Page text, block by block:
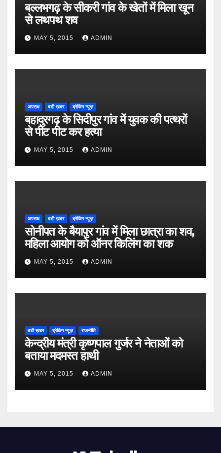
बल्लभगढ़ के सीकरी गांव के खेतों में मिला खून
से लथपथ शव
MAY 5, 2015 ADMIN
अपराध बडी ख़बर ब्रेकिंग न्यूज़
बहादुरगढ़ के सिदीपुर गांव में युवक की पत्थरों
से पीट पीट कर हत्या
MAY 5, 2015 ADMIN
अपराध बडी ख़बर ब्रेकिंग न्यूज़
सोनीपत के बैयापुर गांव में मिला छात्रा का शव,
महिला आयोग को ऑनर किलिंग का शक
MAY 5, 2015 ADMIN
बडी ख़बर ब्रेकिंग न्यूज़ राजनीति
केन्द्रीय मंत्री कृष्णपाल गुर्जर ने नेताओं को
बताया मदमस्त हाथी
MAY 5, 2015 ADMIN